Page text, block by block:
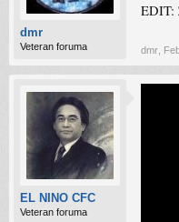
dmr
Veteran foruma
EDIT:
dmr
EL NINO CFC
Veteran foruma